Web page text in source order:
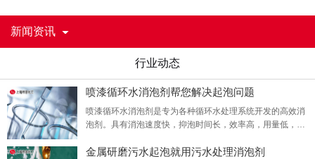
新闻资讯
行业动态
喷漆循环水消泡剂帮您解决起泡问题
喷漆循环水消泡剂是专为各种循环水处理系统开发的高效消
泡剂。具有消泡速度快，抑泡时间长，效率高，用量低，无
的分散速度，并且与液体产品很好地相容，并且不容易乳
金属研磨污水起泡就用污水处理消泡剂